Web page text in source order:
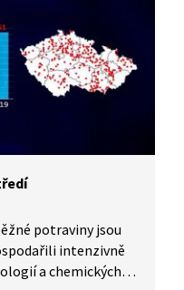
potraviny jsou
intenzivně
a chemických